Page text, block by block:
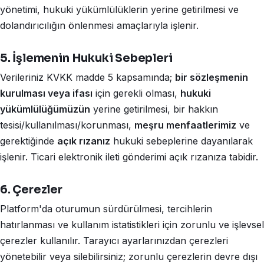
yönetimi, hukuki yükümlülüklerin yerine getirilmesi ve
dolandırıcılığın önlenmesi amaçlarıyla işlenir.
5. İşlemenin Hukuki Sebepleri
Verileriniz KVKK madde 5 kapsamında; bir sözleşmenin
kurulması veya ifası için gerekli olması, hukuki
yükümlülüğümüzün yerine getirilmesi, bir hakkın
tesisi/kullanılması/korunması, meşru menfaatlerimiz ve
gerektiğinde açık rızanız hukuki sebeplerine dayanılarak
işlenir. Ticari elektronik ileti gönderimi açık rızanıza tabidir.
6. Çerezler
Platform'da oturumun sürdürülmesi, tercihlerin
hatırlanması ve kullanım istatistikleri için zorunlu ve işlevsel
çerezler kullanılır. Tarayıcı ayarlarınızdan çerezleri
yönetebilir veya silebilirsiniz; zorunlu çerezlerin devre dışı